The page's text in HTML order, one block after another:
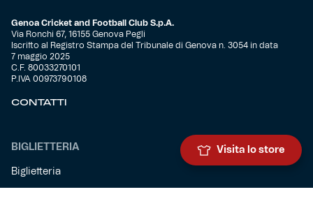
Genoa Cricket and Football Club S.p.A.
Via Ronchi 67, 16155 Genova Pegli
Iscritto al Registro Stampa del Tribunale di Genova n. 3054 in data
7 maggio 2025
C.F. 80033270101
P.IVA 00973790108
CONTATTI
BIGLIETTERIA
Biglietteria
Visita lo store